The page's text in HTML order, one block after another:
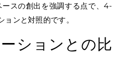
スの創出を強調する点で、4-
ンと対照的です。
ションとの比